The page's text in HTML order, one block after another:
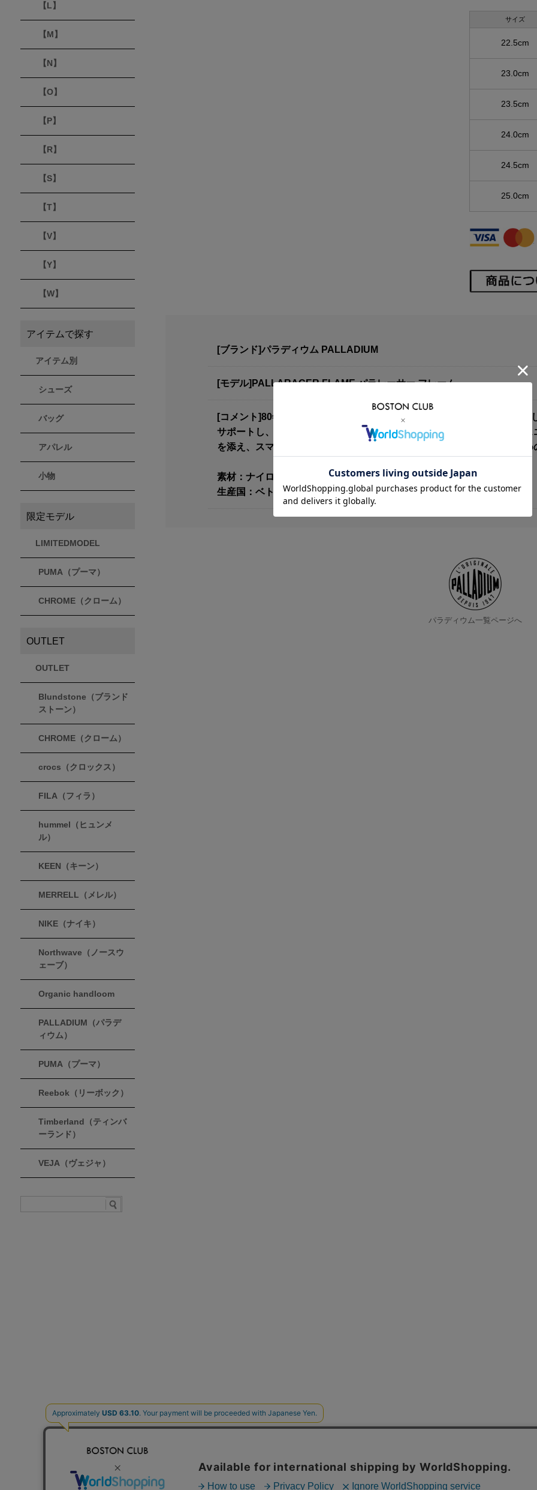
サイズ
22.5cm
23.0cm
23.5cm
24.0cm
24.5cm
25.0cm
[ブランド]パラディウム PALLADIUM
[モデル]PALLARACER FLAME パラレーサー フレーム
[コメント]80年代のアーカイブから着想を得た、スポーティーかつ女性
サポートし、成型インソールが一日中快適な履き心地をキープします。
を添え、スマートなシルエットを実現。日常を軽やかに彩る、大人のた
素材：ナイロン/スエード
生産国：ベトナム製
パラディウム一覧ページへ
【L】
【M】
【N】
【O】
【P】
【R】
【S】
【T】
【V】
【Y】
【W】
アイテムで探す
アイテム別
シューズ
バッグ
アパレル
小物
限定モデル
LIMITEDMODEL
PUMA（プーマ）
CHROME（クローム）
OUTLET
OUTLET
Blundstone（ブランド
ストーン）
CHROME（クローム）
crocs（クロックス）
FILA（フィラ）
hummel（ヒュンメ
ル）
KEEN（キーン）
MERRELL（メレル）
NIKE（ナイキ）
Northwave（ノースウ
ェーブ）
Organic handloom
PALLADIUM（パラデ
ィウム）
PUMA（プーマ）
Reebok（リーボック）
Timberland（ティンバ
ーランド）
VEJA（ヴェジャ）